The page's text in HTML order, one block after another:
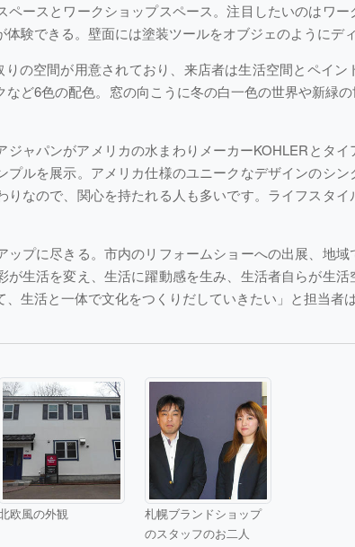
ペースとワークショップスペース。注目したいのはワ
験できる。壁面には塗装ツールをオブジェのようにデ
の空間が用意されており、来店者は生活空間とペイ
など6色の配色。窓の向こうに冬の白一色の世界や新緑
ジャパンがアメリカの水まわりメーカーKOHLERとタ
プルを展示。アメリカ仕様のユニークなデザインのシ
りなので、関心を持たれる人も多いです。ライフスタ
ップに尽きる。市内のリフォームショーへの出展、地
が生活を変え、生活に躍動感を生み、生活者自らが生
生活と一体で文化をつくりだしていきたい」と担当者
欧風の外観
札幌ブランドショップ
のスタッフのお二人